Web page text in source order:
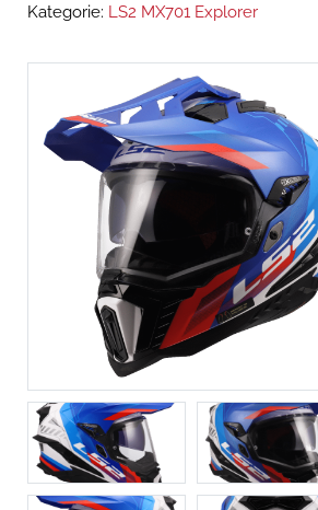
Kategorie: LS2 MX701 Explorer